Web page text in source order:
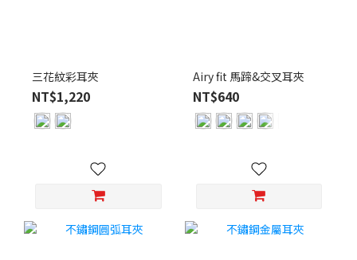
三花紋彩耳夾
NT$1,220
Airy fit 馬蹄&交叉耳夾
NT$640